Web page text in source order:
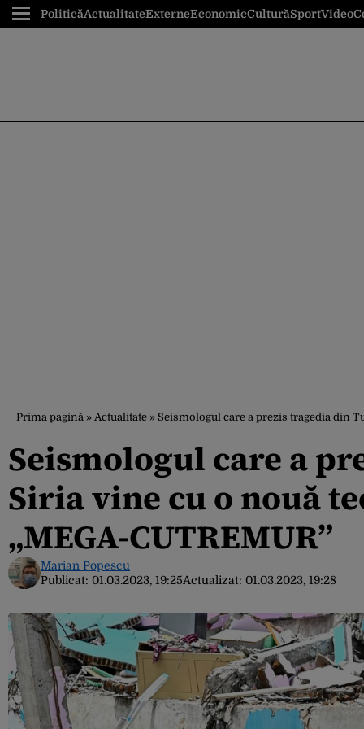
PoliticăActualitateExterneEconomicCulturăSportVideo
Prima pagină » Actualitate » Seismologul care a prezis tragedia din
Seismologul care a
Siria vine cu o nouă
„MEGA-CUTREMUR”
Marian Popescu
Publicat: 01.03.2023, 19:25Actualizat: 01.03.2023, 19:28